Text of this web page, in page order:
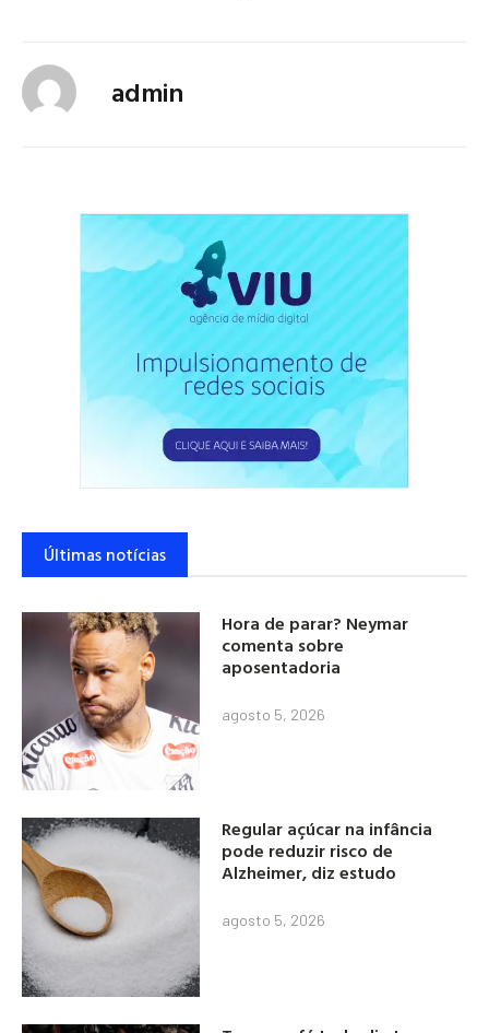
admin
Últimas notícias
Hora de parar? Neymar
comenta sobre
aposentadoria
agosto 5, 2026
Regular açúcar na infância
pode reduzir risco de
Alzheimer, diz estudo
agosto 5, 2026